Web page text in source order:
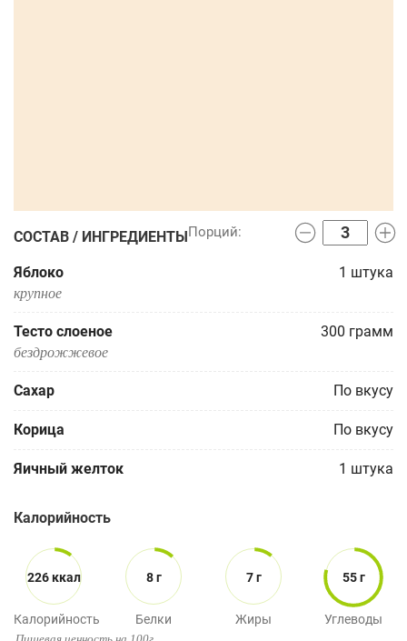
СОСТАВ / ИНГРЕДИЕНТЫ
Яблоко 1 штука
крупное
Тесто слоеное 300 грамм
бездрожжевое
Сахар По вкусу
Корица По вкусу
Яичный желток 1 штука
Калорийность
226 ккал
Калорийность
8 г
Белки
7 г
Жиры
55 г
Углеводы